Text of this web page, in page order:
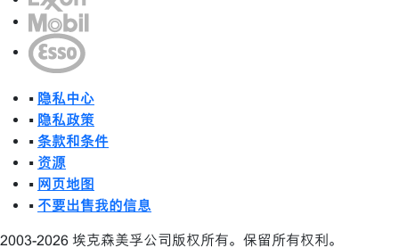
• 隐私中心
• 隐私政策
• 条款和条件
• 资源
• 网页地图
• 不要出售我的信息
2003-2026 埃克森美孚公司版权所有。保留所有权利。